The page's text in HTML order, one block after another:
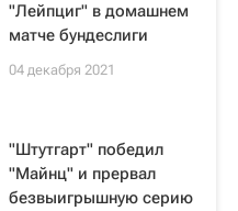
"Лейпциг" в домашнем
матче бундеслиги
04 декабря 2021
"Штутгарт" победил
"Майнц" и прервал
безвыигрышную серию